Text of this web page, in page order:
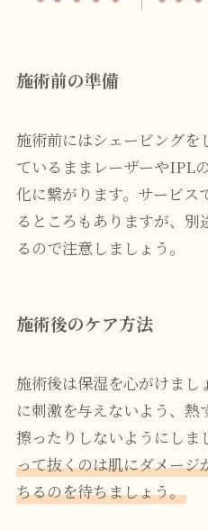
施術前の準備
施術前にはシェービングを
ているままレーザーやIPL
化に繋がります。サービス
るところもありますが、
るので注意しましょう。
施術後のケア方法
施術後は保湿を心がけまし
に刺激を与えないよう、熱
擦ったりしないようにしま
って抜くのは肌にダメージ
ちるのを待ちましょう。